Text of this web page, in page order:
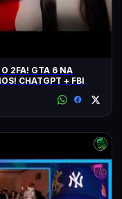
2FA! GTA 6 NA
CHATGPT + FBI